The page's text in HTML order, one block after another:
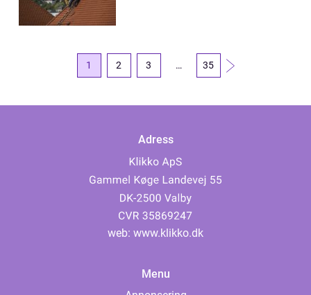
1 2 3 … 35
Adress
web: www.klikko.dk
Menu